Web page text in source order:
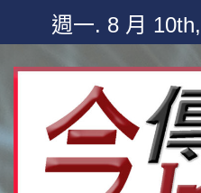
content
週一. 8 月